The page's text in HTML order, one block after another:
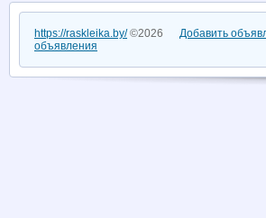
https://raskleika.by/©2026 Добавить
объявления